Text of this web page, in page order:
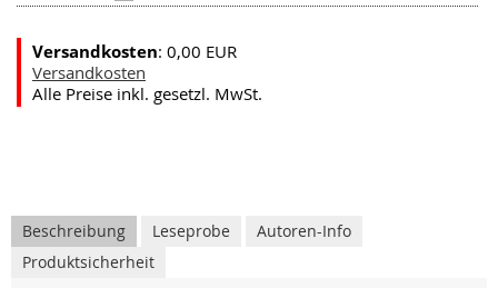
Versandkosten: 0,00 EUR
Versandkosten
Alle Preise inkl. gesetzl. MwSt.
Beschreibung Leseprobe
Autoren-Info
Produktsicherheit